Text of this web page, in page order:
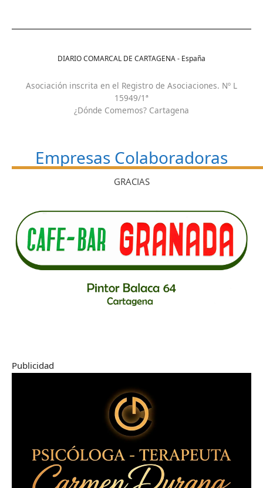
DIARIO COMARCAL DE CARTAGENA - España
Asociación inscrita en el Registro de Asociaciones. Nº L
15949/1ª
¿Dónde Comemos? Cartagena
Empresas Colaboradoras
GRACIAS
Publicidad